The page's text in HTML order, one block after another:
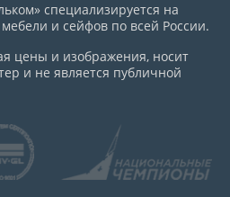
специализируется на
и сейфов по всей России.
цены и изображения, носит
и не является публичной